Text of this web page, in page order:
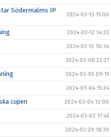
Södermalms IP
2024-03-13 15:00
2024-03-12 14:33
2024-03-12 10:34
2024-03-08 22:37
2024-03-05 09:15
2024-03-04 15:24
cupen 2024-03-04 12:00
2024-03-02 17:45
2024-02-29 18:30